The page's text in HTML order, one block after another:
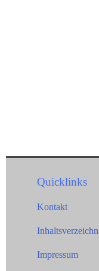
Quicklinks
Kontakt
Impressum